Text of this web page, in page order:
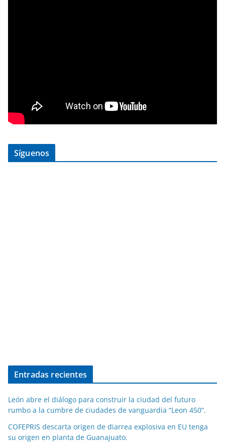
Síguenos
Entradas recientes
León abre el diálogo para construir la ciudad del futuro
rumbo a la cumbre de ciudades de vanguardia “Leon 450”.
COFEPRIS descarta origen de diarrea explosiva en EU tenga
su origen en planta de Guanajuato.